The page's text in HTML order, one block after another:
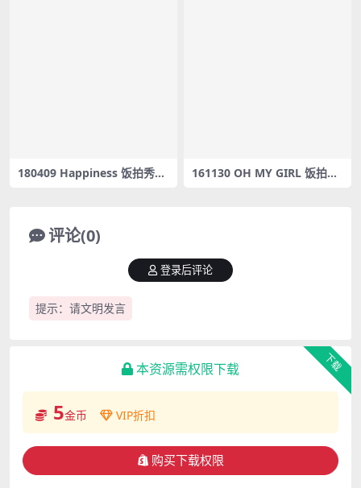
180409 Happiness 饭拍秀8
161130 OH MY GIRL 饭拍秀
评论(0)
提示：请文明发言
登录后评论
下载
本资源需权限下载
5金币 VIP折扣
购买下载权限